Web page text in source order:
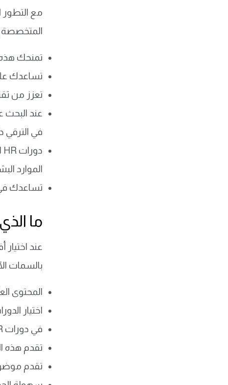
مع التطور
المتخصصة
تمنحك هذه
تساعدك
تعزز من
عند
في
دورات HR للمبتدئين والمحترفين
الموارد
تساعدك
ما
عند
بالسمات
المحتوى
اختيار
في دورات HR للمبتدئين والمحترفين
تقدم هذه
تقدم